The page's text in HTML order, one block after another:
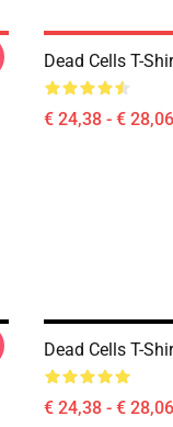
Dead Cells T-
€ 24,38 - € 28,06
Dead Cells T-
€ 24,38 - € 28,06